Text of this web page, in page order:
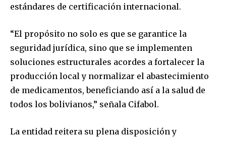
Join our community of
SUBSCRIBERS and be part of the
conversation.
To subscribe, simply enter your email address on our website
or click the subscribe button below. Don't worry, we respect
your privacy and won't spam your inbox. Your information is
safe with us.
estándares de certificación internacional.
“El propósito no solo es que se garantice la
seguridad jurídica, sino que se implementen
soluciones estructurales acordes a fortalecer la
producción local y normalizar el abastecimiento
de medicamentos, beneficiando así a la salud de
todos los bolivianos,” señala Cifabol.
La entidad reitera su plena disposición y